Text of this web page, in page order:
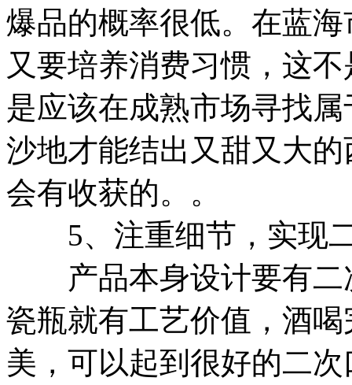
爆品的概率很低。在蓝
又要培养消费习惯，这
是应该在成熟市场寻找
沙地才能结出又甜又大
会有收获的。。
5、注重细节，实现
产品本身设计要有二
瓷瓶就有工艺价值，酒
美，可以起到很好的二